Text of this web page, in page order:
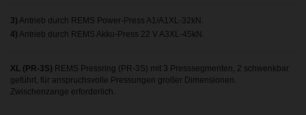
3) Antrieb durch REMS Power-Press A1/A1XL-32kN.
4) Antrieb durch REMS Akku-Press 22 V A3XL-45kN.
XL (PR-3S) REMS Pressring (PR-3S) mit 3 Presssegmenten, 2 schwenkbar
geführt, für anspruchsvolle Pressungen großer Dimensionen.
Zwischenzange erforderlich.